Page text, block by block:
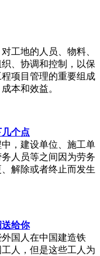
工地的人员、物料、
、协调和控制，以保
项目管理的重要组成
本和效益。
个点
，建设单位、施工单
人员等之间因为劳务
解除或者终止而发生
给你
国人在中国建造铁
人，但是这些工人为